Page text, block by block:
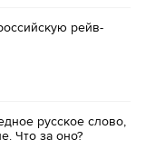
рейв-
русское слово,
Что за оно?